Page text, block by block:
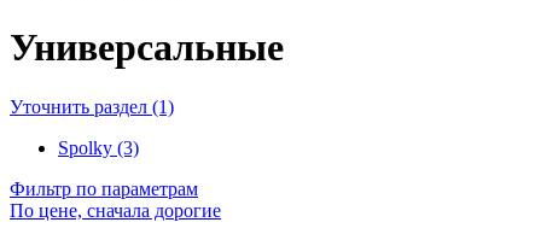
Универсальные
Уточнить раздел (1)
Spolky (3)
Фильтр по параметрам
По цене, сначала дорогие